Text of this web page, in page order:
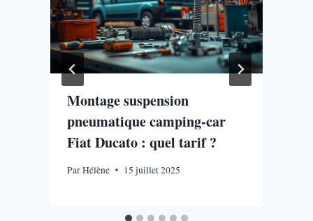
Montage suspension
pneumatique camping-car
Fiat Ducato​ : quel tarif ?
ParHélène 15 juillet 2025